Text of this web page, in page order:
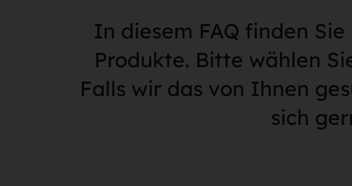
In diesem FAQ finden
Produkte. Bitte wählen
Falls wir das von Ihnen
sich